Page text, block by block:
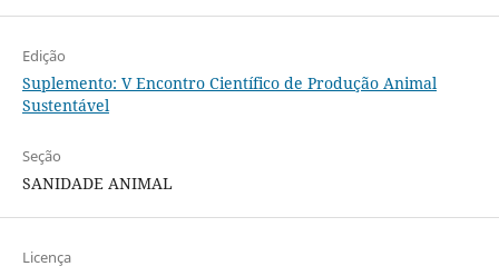
Edição
Suplemento: V Encontro Científico de Produção Animal
Sustentável
Seção
SANIDADE ANIMAL
Licença